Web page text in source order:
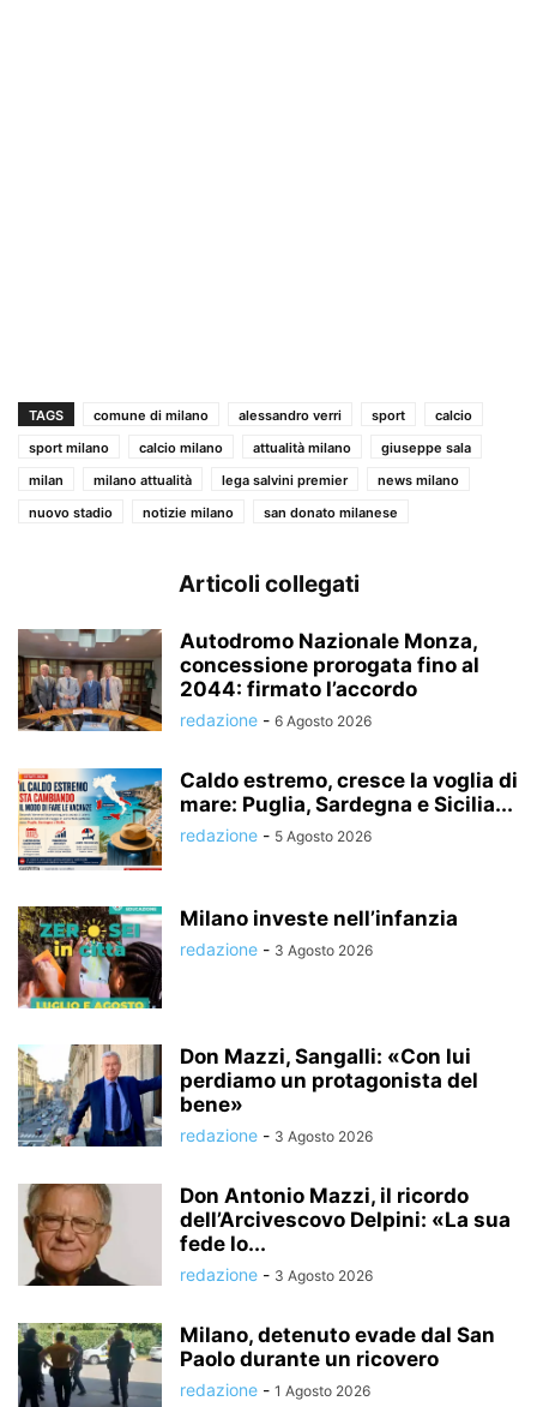
TAGS comune di milano alessandro verri sport
calcio
sport milano
calcio milano attualità milano
giuseppe sala
milan
milano attualità lega salvini premier
news milano
nuovo stadio
notizie milano san donato milanese
Articoli collegati
Autodromo Nazionale Monza,
concessione prorogata fino al
2044: firmato l’accordo
redazione - 6 Agosto 2026
Caldo estremo, cresce la voglia di
mare: Puglia, Sardegna e Sicilia...
redazione - 5 Agosto 2026
Milano investe nell’infanzia
redazione - 3 Agosto 2026
Don Mazzi, Sangalli: «Con lui
perdiamo un protagonista del
bene»
redazione - 3 Agosto 2026
Don Antonio Mazzi, il ricordo
dell’Arcivescovo Delpini: «La sua
fede lo...
redazione - 3 Agosto 2026
Milano, detenuto evade dal San
Paolo durante un ricovero
redazione - 1 Agosto 2026